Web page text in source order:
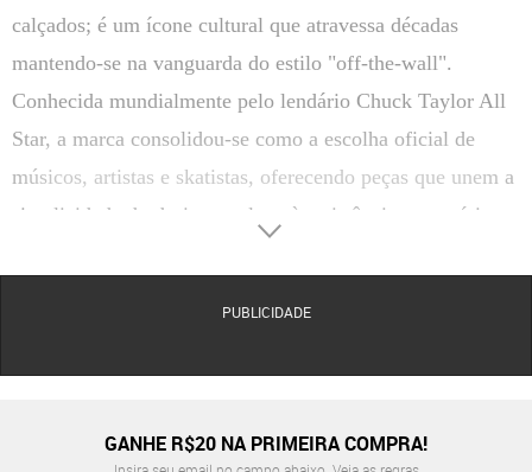
calçados; é um ícone cultural que atravessa décadas
mantendo-se na vanguarda do estilo "off-the-wall".
Conhecida mundialmente pelo lendário Chuck Taylor All
Star, a marca consolidou-se como a escolha oficial de
músicos, artistas e skatistas, oferecendo peças que unem a
simplicidade do design em lona à resistência necessária
extremamente casuais, como jeans e camiseta, até looks
PUBLICIDADE
GANHE R$20 NA PRIMEIRA COMPRA!